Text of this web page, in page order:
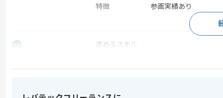
特徴
参画実績あり
求めるスキル
・システム運用経験